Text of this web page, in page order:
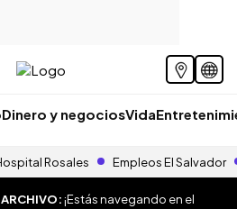
Dinero y negociosVida
Rosales Empleos El Salvador
¡Estás navegando en el